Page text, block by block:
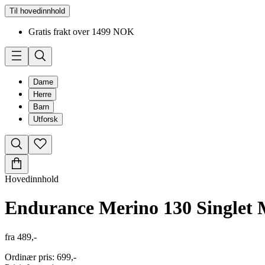
Til hovedinnhold
Gratis frakt over 1499 NOK
Dame
Herre
Barn
Utforsk
Hovedinnhold
Endurance Merino 130 Singlet
fra 489,-
Ordinær pris: 699,-